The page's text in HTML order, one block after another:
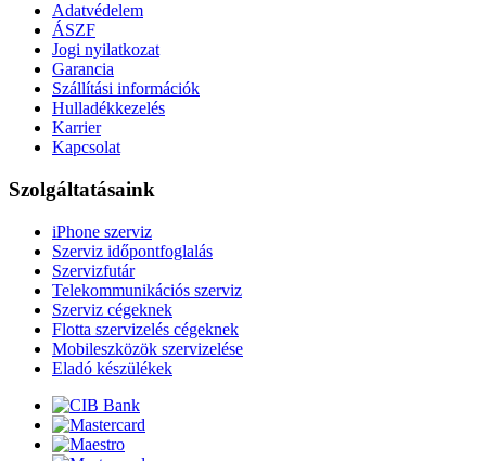
Adatvédelem
ÁSZF
Jogi nyilatkozat
Garancia
Szállítási információk
Hulladékkezelés
Karrier
Kapcsolat
Szolgáltatásaink
iPhone szerviz
Szerviz időpontfoglalás
Szervizfutár
Telekommunikációs szerviz
Szerviz cégeknek
Flotta szervizelés cégeknek
Mobileszközök szervizelése
Eladó készülékek